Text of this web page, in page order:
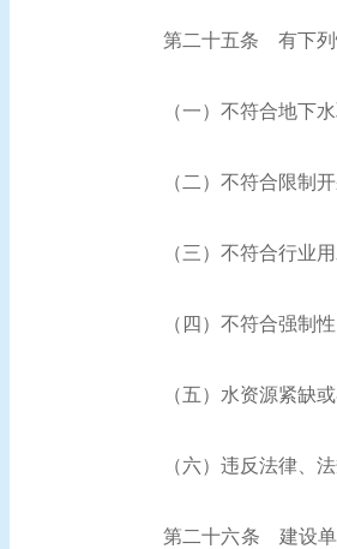
第二十五条 有下列
（一）不符合地下
（二）不符合限制
（三）不符合行业
（四）不符合强制
（五）水资源紧缺
（六）违反法律、
第二十六条 建设单